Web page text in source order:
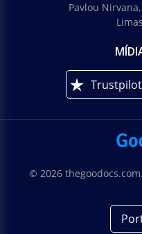
Pavlou
Trustpilot
© 2026